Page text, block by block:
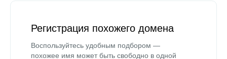
Регистрация похожего домена
Воспользуйтесь удобным подбором —
похожее имя может быть свободно в одной